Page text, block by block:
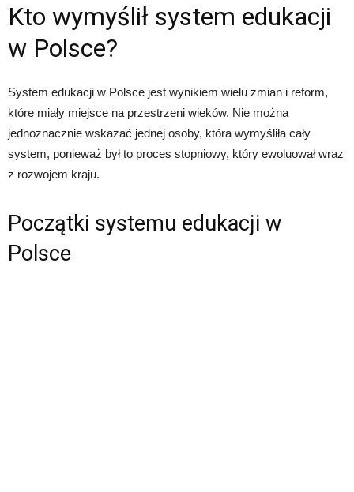
Kto wymyślił system edukacji
w Polsce?
System edukacji w Polsce jest wynikiem wielu zmian i reform,
które miały miejsce na przestrzeni wieków. Nie można
jednoznacznie wskazać jednej osoby, która wymyśliła cały
system, ponieważ był to proces stopniowy, który ewoluował wraz
z rozwojem kraju.
Początki systemu edukacji w
Polsce